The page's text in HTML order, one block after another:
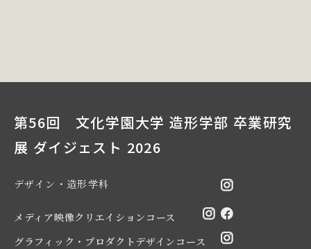
第56回 文化学園大学 造形学部 卒業研究
展 ダイジェスト 2026
デザイン・造形学科
メディア映像クリエイションコース
グラフィック・プロダクトデザインコース